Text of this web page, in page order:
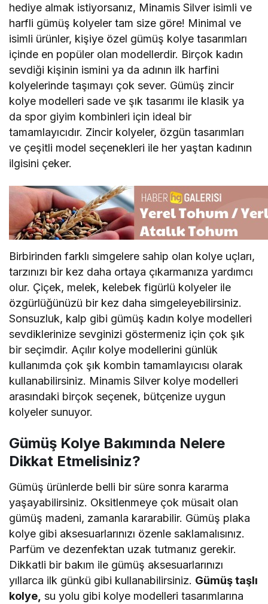
hediye almak istiyorsanız, Minamis Silver isimli ve
harfli gümüş kolyeler tam size göre! Minimal ve
isimli ürünler, kişiye özel gümüş kolye tasarımları
içinde en popüler olan modellerdir. Birçok kadın
sevdiği kişinin ismini ya da adının ilk harfini
kolyelerinde taşımayı çok sever. Gümüş zincir
kolye modelleri sade ve şık tasarımı ile klasik ya
da spor giyim kombinleri için ideal bir
tamamlayıcıdır. Zincir kolyeler, özgün tasarımları
ve çeşitli model seçenekleri ile her yaştan kadının
ilgisini çeker.
Birbirinden farklı simgelere sahip olan kolye uçları,
tarzınızı bir kez daha ortaya çıkarmanıza yardımcı
olur. Çiçek, melek, kelebek figürlü kolyeler ile
özgürlüğünüzü bir kez daha simgeleyebilirsiniz.
Sonsuzluk, kalp gibi gümüş kadın kolye modelleri
sevdiklerinize sevginizi göstermeniz için çok şık
bir seçimdir. Açılır kolye modellerini günlük
kullanımda çok şık kombin tamamlayıcısı olarak
kullanabilirsiniz. Minamis Silver kolye modelleri
arasındaki birçok seçenek, bütçenize uygun
kolyeler sunuyor.
Gümüş Kolye Bakımında Nelere
Dikkat Etmelisiniz?
Gümüş ürünlerde belli bir süre sonra kararma
yaşayabilirsiniz. Oksitlenmeye çok müsait olan
gümüş madeni, zamanla kararabilir. Gümüş plaka
kolye gibi aksesuarlarınızı özenle saklamalısınız.
Parfüm ve dezenfektan uzak tutmanız gerekir.
Dikkatli bir bakım ile gümüş aksesuarlarınızı
yıllarca ilk günkü gibi kullanabilirsiniz. Gümüş taşlı
kolye su yolu gibi kolye modelleri tasarımlarına